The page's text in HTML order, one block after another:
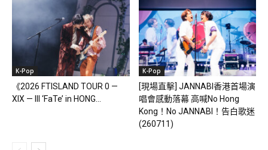
K-Pop
《2026 FTISLAND TOUR 0 —
XIX — III ‘FaTe’ in HONG...
K-Pop
[現場直擊] JANNABI香港首場演
唱會感動落幕 高喊No Hong
Kong！No JANNABI！告白歌迷
(260711)